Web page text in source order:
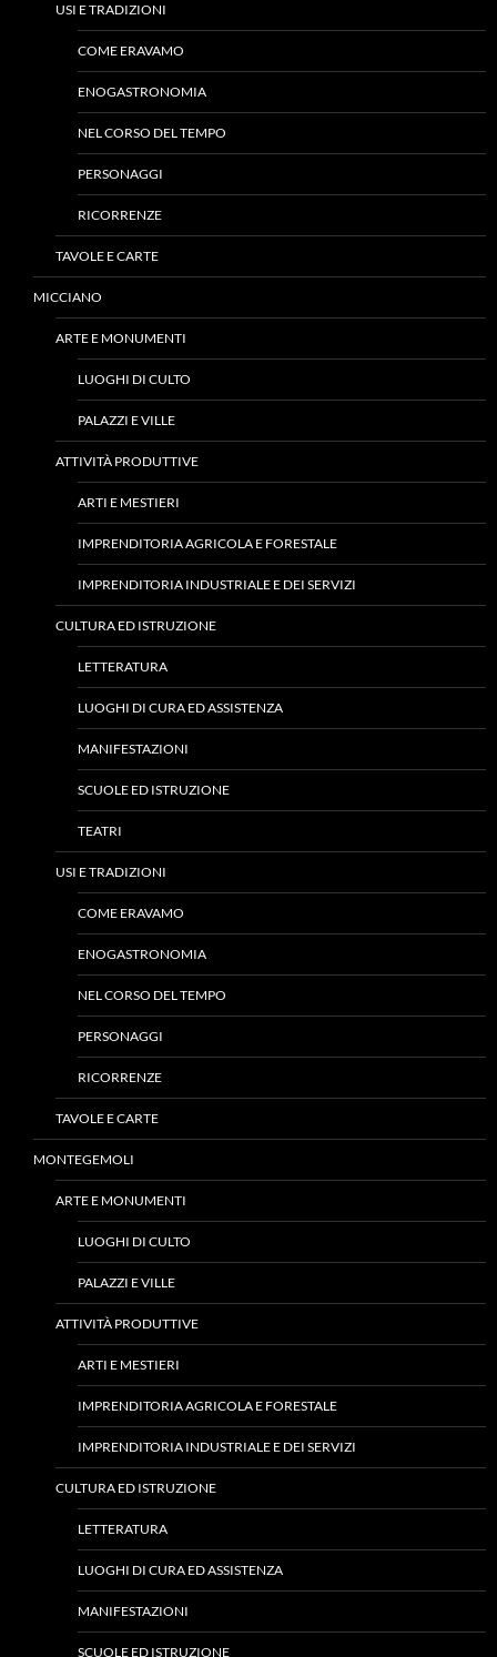
USI E TRADIZIONI
COME ERAVAMO
ENOGASTRONOMIA
NEL CORSO DEL TEMPO
PERSONAGGI
RICORRENZE
TAVOLE E CARTE
MICCIANO
ARTE E MONUMENTI
LUOGHI DI CULTO
PALAZZI E VILLE
ATTIVITÀ PRODUTTIVE
ARTI E MESTIERI
IMPRENDITORIA AGRICOLA E FORESTALE
IMPRENDITORIA INDUSTRIALE E DEI SERVIZI
CULTURA ED ISTRUZIONE
LETTERATURA
LUOGHI DI CURA ED ASSISTENZA
MANIFESTAZIONI
SCUOLE ED ISTRUZIONE
TEATRI
USI E TRADIZIONI
COME ERAVAMO
ENOGASTRONOMIA
NEL CORSO DEL TEMPO
PERSONAGGI
RICORRENZE
TAVOLE E CARTE
MONTEGEMOLI
ARTE E MONUMENTI
LUOGHI DI CULTO
PALAZZI E VILLE
ATTIVITÀ PRODUTTIVE
ARTI E MESTIERI
IMPRENDITORIA AGRICOLA E FORESTALE
IMPRENDITORIA INDUSTRIALE E DEI SERVIZI
CULTURA ED ISTRUZIONE
LETTERATURA
LUOGHI DI CURA ED ASSISTENZA
MANIFESTAZIONI
SCUOLE ED ISTRUZIONE